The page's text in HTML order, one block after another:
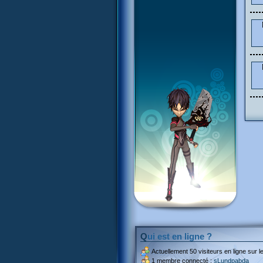
Qui est en ligne ?
Actuellement 50 visiteurs en ligne sur
1 membre connecté : sLundpabda